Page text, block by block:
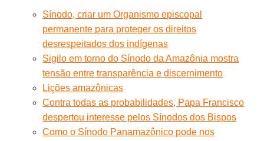
Sínodo, criar um Organismo episcopal
permanente para proteger os direitos
desrespeitados dos indígenas
Sigilo em torno do Sínodo da Amazônia mostra
tensão entre transparência e discernimento
Lições amazônicas
Contra todas as probabilidades, Papa Francisco
despertou interesse pelos Sínodos dos Bispos
Como o Sínodo Panamazônico pode nos